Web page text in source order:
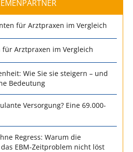
für Arztpraxen im Vergleich
Arztpraxen im Vergleich
Wie Sie sie steigern – und
Bedeutung
Versorgung? Eine 69.000-
Regress: Warum die
EBM-Zeitproblem nicht löst